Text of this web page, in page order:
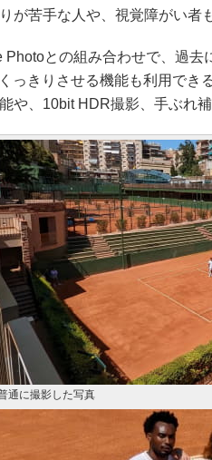
が苦手な人や、視覚障がい者
との組み合わせで、過去
っきりさせる機能も利用でき
や、10bit HDR撮影、手ぶれ
通に撮影した写真